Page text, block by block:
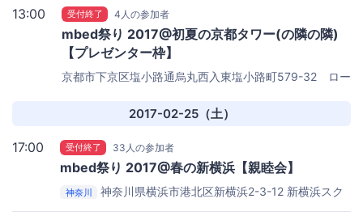
13:00 受付終了 4人の参加者
mbed祭り 2017@初夏の京都タワー(の隣の隣)
【プレゼンター枠】
京都市下京区塩小路通烏丸西入東塩小路町579-32 ロー
2017-02-25（土）
17:00 受付終了 33人の参加者
mbed祭り 2017@春の新横浜【親睦会】
神奈川
神奈川県横浜市港北区新横浜2-3-12 新横浜スク